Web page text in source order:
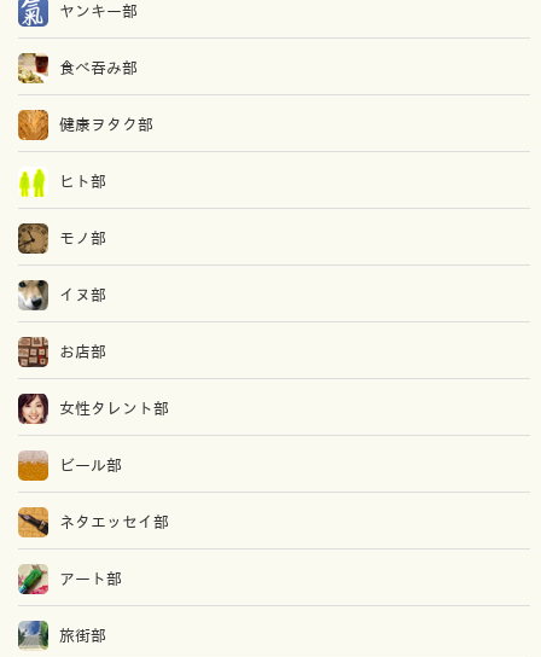
ヤンキー部
食べ吞み部
健康ヲタク部
ヒト部
モノ部
イヌ部
お店部
女性タレント部
ビール部
ネタエッセイ部
アート部
旅街部